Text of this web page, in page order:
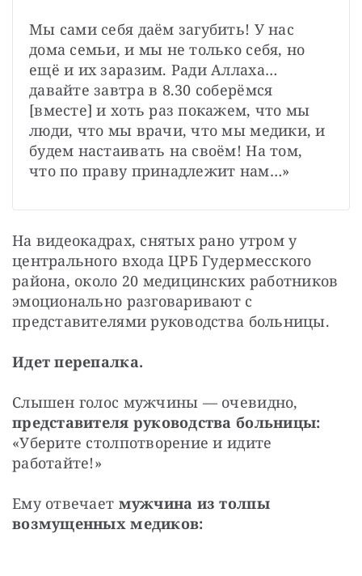
Мы сами себя даём загубить! У нас
дома семьи, и мы не только себя, но
ещё и их заразим. Ради Аллаха…
давайте завтра в 8.30 соберёмся
[вместе] и хоть раз покажем, что мы
люди, что мы врачи, что мы медики, и
будем настаивать на своём! На том,
что по праву принадлежит нам…»
На видеокадрах, снятых рано утром у
центрального входа ЦРБ Гудермесского
района, около 20 медицинских работников
эмоционально разговаривают с
представителями руководства больницы.
Идет перепалка.
представителя руководства больницы:
«Уберите столпотворение и идите
работайте!»
Ему отвечает мужчина из толпы
возмущенных медиков: